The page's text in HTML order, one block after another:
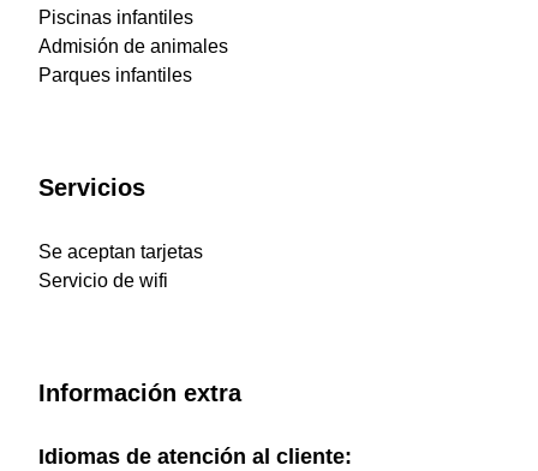
Piscinas infantiles
Admisión de animales
Parques infantiles
Servicios
Se aceptan tarjetas
Servicio de wifi
Información extra
Idiomas de atención al cliente: